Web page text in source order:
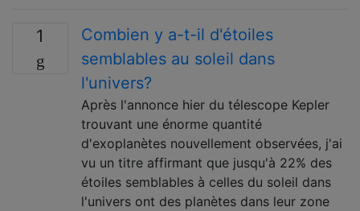
1
Combien y a-t-il d'étoiles
semblables au soleil dans
l'univers?
Après l'annonce hier du télescope Kepler
trouvant une énorme quantité
d'exoplanètes nouvellement observées, j'ai
vu un titre affirmant que jusqu'à 22% des
étoiles semblables à celles du soleil dans
l'univers ont des planètes dans leur zone